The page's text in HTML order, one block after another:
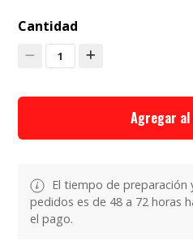
Cantidad
1
Agregar
El tiempo de preparación
pedidos es de 48 a 72 horas
el pago.